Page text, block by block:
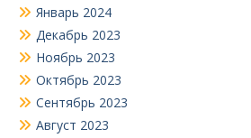
Январь 2024
Декабрь 2023
Ноябрь 2023
Октябрь 2023
Сентябрь 2023
Август 2023